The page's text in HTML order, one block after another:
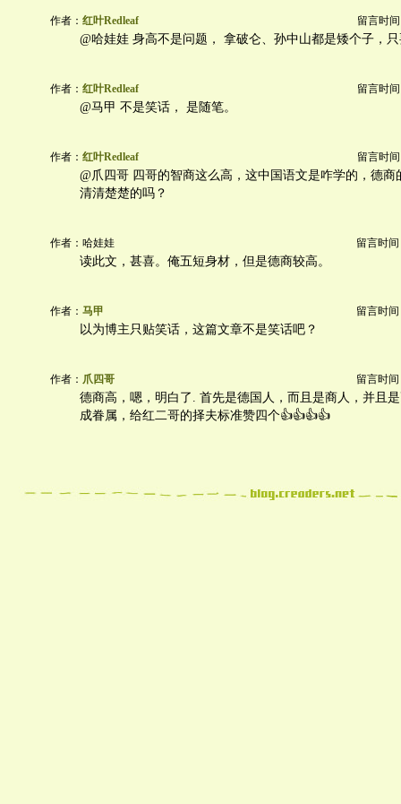
作者： 红叶Redleaf 留言时间
@哈娃娃 身高不是问题， 拿破仑、孙中山都是矮个子，
作者： 红叶Redleaf 留言时间
@马甲 不是笑话， 是随笔。
作者： 红叶Redleaf 留言时间
@爪四哥 四哥的智商这么高，这中国语文是咋学的，德商
清清楚楚的吗？
作者：哈娃娃 留言时间
读此文，甚喜。俺五短身材，但是德商较高。
作者： 马甲 留言时间
以为博主只贴笑话，这篇文章不是笑话吧？
作者： 爪四哥 留言时间
德商高，嗯，明白了. 首先是德国人，而且是商人，并且
成眷属，给红二哥的择夫标准赞四个👍👍👍👍